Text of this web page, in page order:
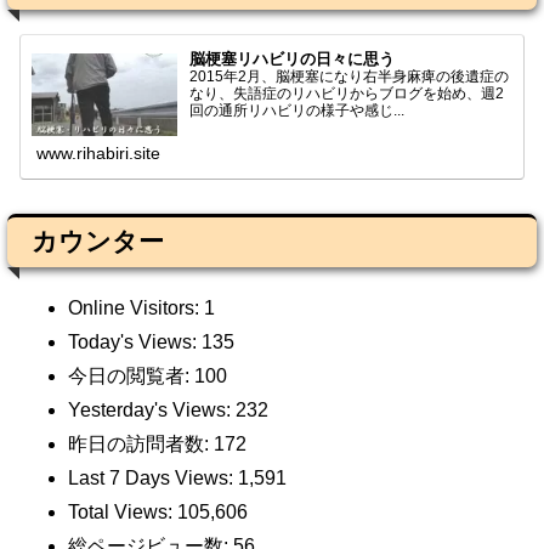
脳梗塞リハビリの日々に思う
2015年2月、脳梗塞になり右半身麻痺の後遺症の
なり、失語症のリハビリからブログを始め、週2
回の通所リハビリの様子や感じ...
www.rihabiri.site
カウンター
Online Visitors: 1
Today's Views: 135
今日の閲覧者: 100
Yesterday's Views: 232
昨日の訪問者数: 172
Last 7 Days Views: 1,591
Total Views: 105,606